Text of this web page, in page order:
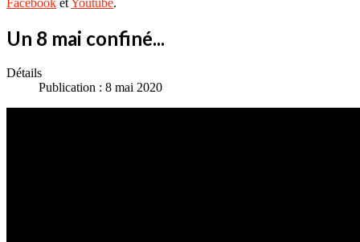
Facebook etYoutube.
Un 8 mai confiné...
Détails
Publication : 8 mai 2020